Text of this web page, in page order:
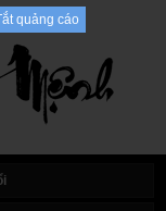
quảng cáo